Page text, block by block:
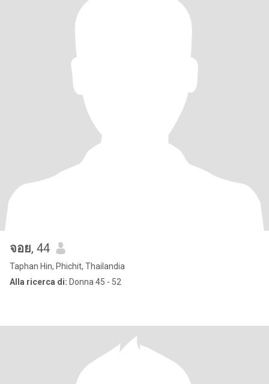
จอย, 44
Taphan Hin, Phichit, Thailandia
Alla ricerca di: Donna 45 - 52